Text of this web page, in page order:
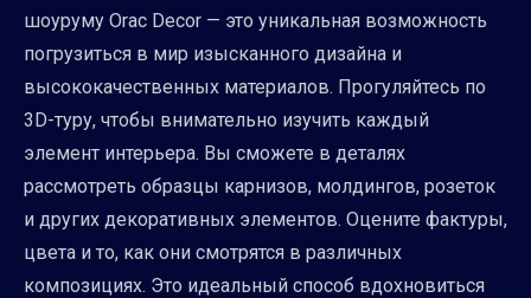
шоуруму Orac Decor — это уникальная возможность
погрузиться в мир изысканного дизайна и
высококачественных материалов. Прогуляйтесь по
3D-туру, чтобы внимательно изучить каждый
элемент интерьера. Вы сможете в деталях
рассмотреть образцы карнизов, молдингов, розеток
и других декоративных элементов. Оцените фактуры,
цвета и то, как они смотрятся в различных
композициях. Это идеальный способ вдохновиться